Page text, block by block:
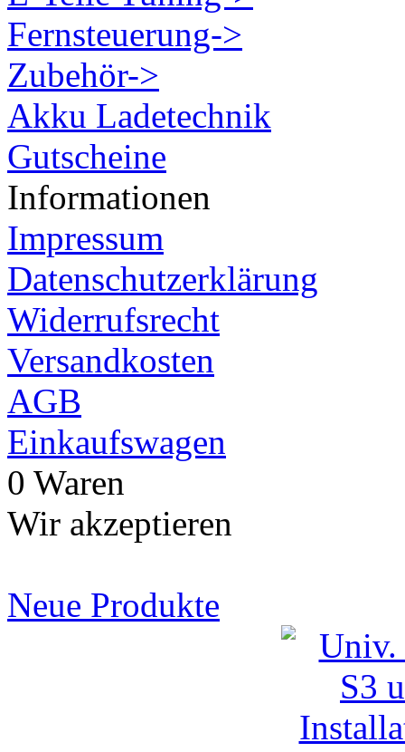
Fernsteuerung->
Zubehör->
Akku Ladetechnik
Gutscheine
Informationen
Impressum
Datenschutzerklärung
Widerrufsrecht
Versandkosten
AGB
Einkaufswagen
0 Waren
Wir akzeptieren
Neue Produkte